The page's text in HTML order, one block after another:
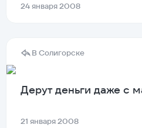
24 января 2008
В Солигорске
Дерут деньги даже с
21 января 2008